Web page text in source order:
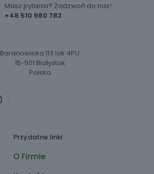
+48 510 980 782
Masz pytania? Zadzwoń do nas!
Baranowicka 113 lok 4PU
15-501 Białystok
Polska
Przydatne linki
O Firmie